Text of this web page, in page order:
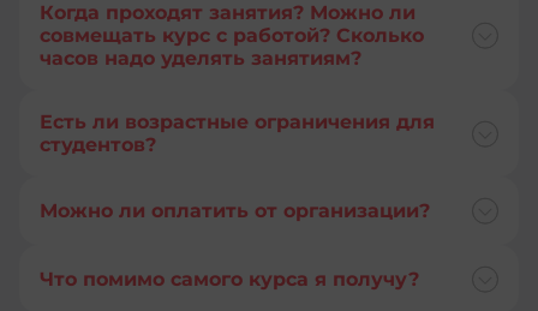
+599
+420
+387
246
+880
+32
+226
Когда проходят занятия? Можно ли
совмещать курс с работой? Сколько
часов надо уделять занятиям?
Есть ли возрастные ограничения для
студентов?
Можно ли оплатить от организации?
Что помимо самого курса я получу?